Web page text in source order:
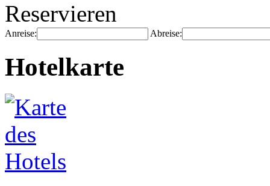
Reservieren
Anreise: Abreise:
Hotelkarte